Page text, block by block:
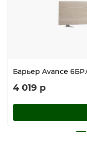
Барьер Avance
4 019 р